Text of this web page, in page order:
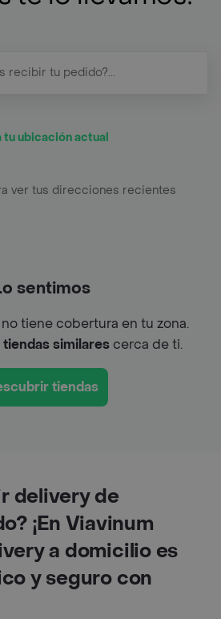
tu ubicación actual
ver tus direcciones recientes
sentimos
tiene cobertura en tu zona.
similarescerca de ti.
tiendas
delivery de
¡En Viavinum
a domicilio es
y seguro con